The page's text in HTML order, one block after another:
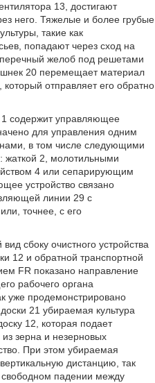
13, достигают
него. Тяжелые и более грубые
такие как
попадают через сход на
желоб под решетами
20 перемещает материал
отправляет его обратно
содержит управляющее
для управления одним
в том числе следующими
жаткой 2, молотильными
4 или сепарирующим
устройство связано
линии 29 с
точнее, с его
сбоку очистного устройства
12 и обратной транспортной
FR показано направление
рабочего органа
уже продемонстрировано
21 убираемая культура
12, которая подает
зерна и незерновых
При этом убираемая
дистанцию, так
падении между